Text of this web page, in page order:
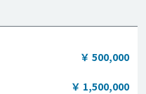
￥ 500,000
￥ 1,500,000